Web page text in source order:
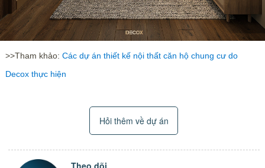
>>Tham khảo: Các dự án thiết kế nội thất căn hộ chung cư do
Decox thực hiện
Hỏi thêm về dự án